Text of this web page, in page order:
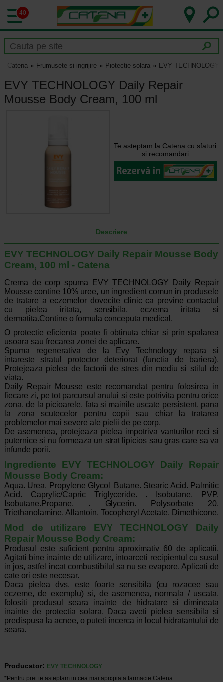
40
Catena Frumusete si ingrijire Protectie solara EVY TECHNOLOGY
EVY TECHNOLOGY Daily Repair
Mousse Body Cream, 100 ml
Te asteptam la Catena cu sfaturi
si recomandari
Descriere
EVY TECHNOLOGY Daily Repair Mousse Body
Cream, 100 ml - Catena
Crema de corp spuma EVY TECHNOLOGY Daily Repair
Mousse contine 10% uree, un ingredient comun in produsele
de tratare a eczemelor dovedite clinic ca previne contactul
cu pielea iritata, sensibila, eczema iritata si
dermatita.Contine o formula conceputa medical.
O protectie eficienta poate fi obtinuta chiar si prin spalarea
usoara sau frecarea zonei de aplicare.
Spuma regenerativa de la Evy Technology repara si
intareste stratul protector deteriorat (functia de bariera).
Protejeaza pielea de factorii de stres din mediu si stilul de
viata.
Daily Repair Mousse este recomandat pentru folosirea in
fiecare zi, pe tot parcursul anului si este potrivita pentru orice
zona, de la picioarele, fata si mainile uscate persistent, pana
la zona scutecelor pentru copii sau chiar la tratarea
problemelor mai severe ale pielii de pe corp.
De asemenea, protejeaza pielea impotriva vanturilor reci si
puternice si nu formeaza un strat lipicios sau gras care sa va
infunde porii.
Ingrediente EVY TECHNOLOGY Daily Repair
Mousse Body Cream:
Aqua. Urea. Propylene Glycol. Butane. Stearic Acid. Palmitic
Acid. Caprylic/Capric Triglyceride. . Isobutane. PVP.
Isobutane.Propane. . Glycerin. Polysorbate 20.
Triethanolamine. Allantoin. Tocopheryl Acetate. Dimethicone.
Mod de utilizare EVY TECHNOLOGY Daily
Repair Mousse Body Cream:
Produsul este suficient pentru aproximativ 60 de aplicatii.
Agitati bine inainte de utilizare, intoarceti recipientul cu susul
in jos, astfel incat combustibilul sa nu se evapore. Aplicati de
cate ori este necesar.
Daca pielea dvs. este foarte sensibila (cu rozacee sau
eczeme, de exemplu) si, de asemenea, normala / uscata,
folositi produsul seara inainte de hidratare si dimineata
inainte de protectia solara. Daca aveti pielea sensibila si
predispusa la acnee, o puteti incerca in locul hidratantului de
seara.
Producator:
EVY TECHNOLOGY
*Pentru pret te asteptam in cea mai apropiata farmacie Catena